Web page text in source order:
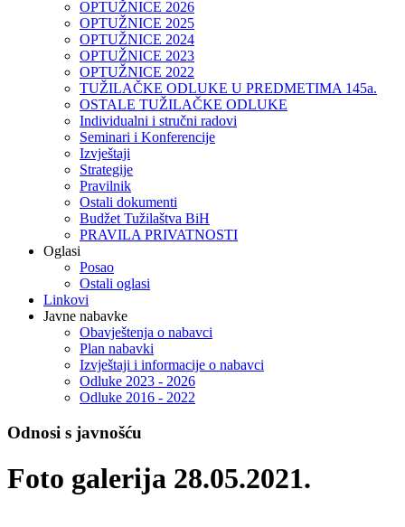
OPTUŽNICE 2026
OPTUŽNICE 2025
OPTUŽNICE 2024
OPTUŽNICE 2023
OPTUŽNICE 2022
TUŽILAČKE ODLUKE U PREDMETIMA 145a.
OSTALE TUŽILAČKE ODLUKE
Individualni i stručni radovi
Seminari i Konferencije
Izvještaji
Strategije
Pravilnik
Ostali dokumenti
Budžet Tužilaštva BiH
PRAVILA PRIVATNOSTI
Oglasi
Posao
Ostali oglasi
Linkovi
Javne nabavke
Obavještenja o nabavci
Plan nabavki
Izvještaji i informacije o nabavci
Odluke 2023 - 2026
Odluke 2016 - 2022
Odnosi s javnošću
Foto galerija 28.05.2021.